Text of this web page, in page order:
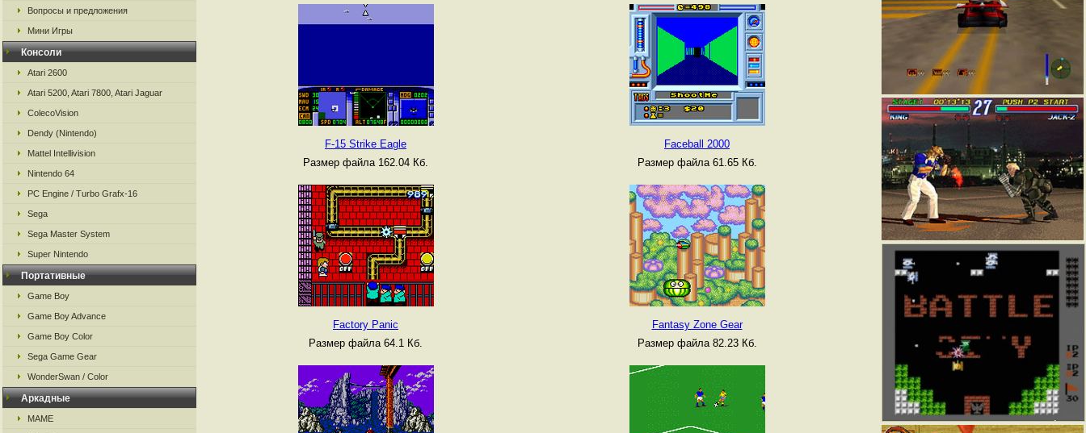
Вопросы и предложения
Мини Игры
Консоли
Atari 2600
Atari 5200, Atari 7800, Atari Jaguar
ColecoVision
Dendy (Nintendo)
Mattel Intellivision
Nintendo 64
PC Engine / Turbo Grafx-16
Sega
Sega Master System
Super Nintendo
Портативные
Game Boy
Game Boy Advance
Game Boy Color
Sega Game Gear
WonderSwan / Color
Аркадные
MAME
F-15 Strike Eagle
Размер файла 162.04 Кб.
Faceball 2000
Размер файла 61.65 Кб.
Factory Panic
Размер файла 64.1 Кб.
Fantasy Zone Gear
Размер файла 82.23 Кб.